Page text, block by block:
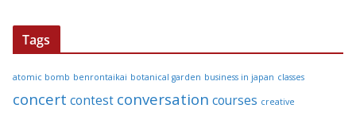
Tags
atomic bomb benrontaikai botanical garden business in japan classes
concert contest conversation courses creative